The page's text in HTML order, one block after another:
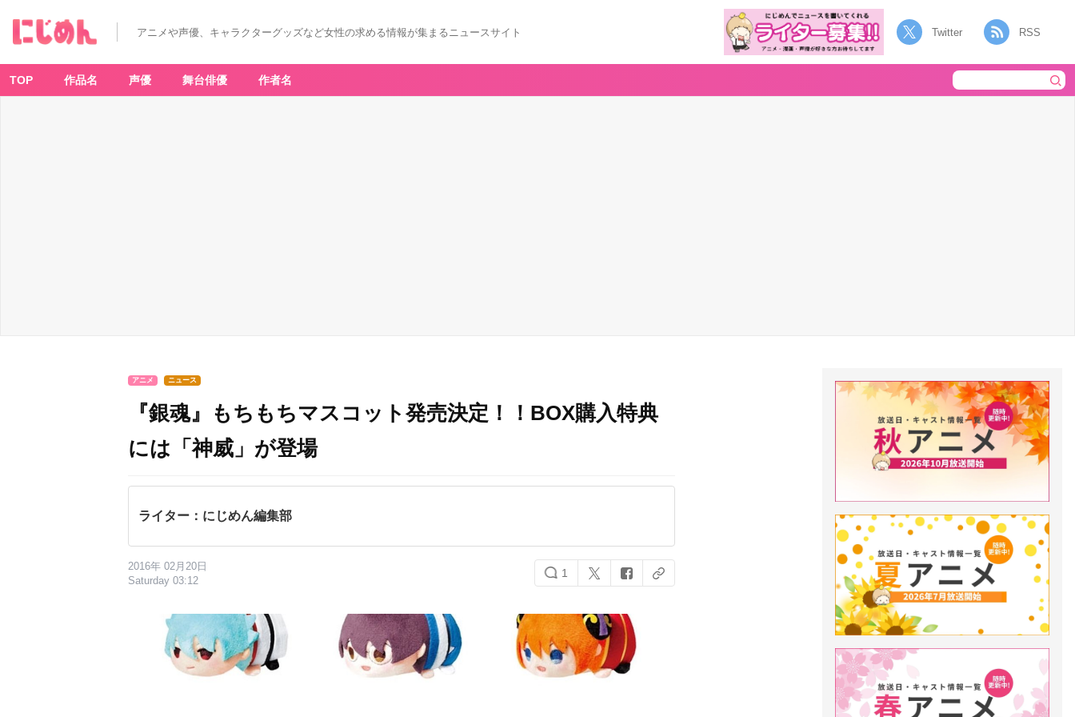
アニメや声優、キャラクターグッズなど女性の求める情報が集まるニュースサイト Twitter RSS
TOP 作品名 声優 舞台俳優 作者名
アニメ ニュース
『銀魂』もちもちマスコット発売決定！！BOX購入特典
には「神威」が登場
ライター：にじめん編集部
2016年 02月20日
Saturday 03:12
1